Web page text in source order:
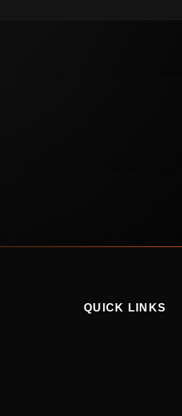
QUICK LINKS